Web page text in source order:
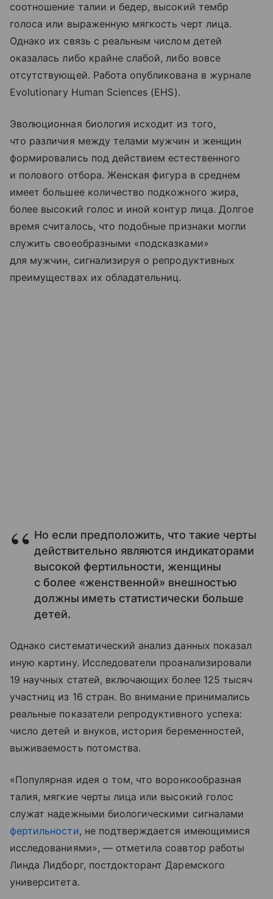
соотношение талии и бедер, высокий тембр
голоса или выраженную мягкость черт лица.
Однако их связь с реальным числом детей
оказалась либо крайне слабой, либо вовсе
отсутствующей. Работа опубликована в журнале
Evolutionary Human Sciences (EHS).
Эволюционная биология исходит из того,
что различия между телами мужчин и женщин
формировались под действием естественного
и полового отбора. Женская фигура в среднем
имеет большее количество подкожного жира,
более высокий голос и иной контур лица. Долгое
время считалось, что подобные признаки могли
служить своеобразными «подсказками»
для мужчин, сигнализируя о репродуктивных
преимуществах их обладательниц.
Но если предположить, что такие черты
действительно являются индикаторами
высокой фертильности, женщины
с более «женственной» внешностью
должны иметь статистически больше
детей.
Однако систематический анализ данных показал
иную картину. Исследователи проанализировали
19 научных статей, включающих более 125 тысяч
участниц из 16 стран. Во внимание принимались
реальные показатели репродуктивного успеха:
число детей и внуков, история беременностей,
выживаемость потомства.
«Популярная идея о том, что воронкообразная
талия, мягкие черты лица или высокий голос
служат надежными биологическими сигналами
фертильности, не подтверждается имеющимися
исследованиями», — отметила соавтор работы
Линда Лидборг, постдокторант Даремского
университета.